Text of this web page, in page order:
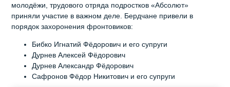
молодёжи, трудового отряда подростков «Абсолют»
приняли участие в важном деле. Бердчане привели в
порядок захоронения фронтовиков:
Бибко Игнатий Фёдорович и его супруги
Дурнев Алексей Фёдорович
Дурнев Александр Фёдорович
Сафронов Фёдор Никитович и его супруги